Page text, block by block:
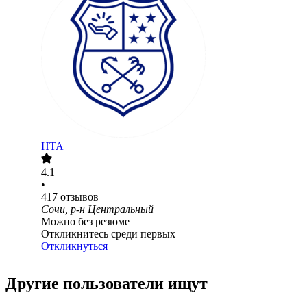
НТА
4.1
•
417 отзывов
Сочи, р-н Центральный
Можно без резюме
Откликнитесь среди первых
Откликнуться
Другие пользователи ищут